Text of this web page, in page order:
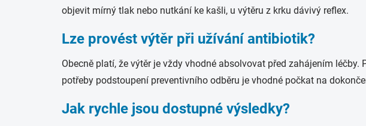
objevit mírný tlak nebo nutkání ke kašli, u výtěru z krku dávivý reflex.
Lze provést výtěr při užívání antibiotik?
Obecně platí, že výtěr je vždy vhodné absolvovat před zahájením
potřeby podstoupení preventivního odběru je vhodné počkat na
Jak rychle jsou dostupné výsledky?